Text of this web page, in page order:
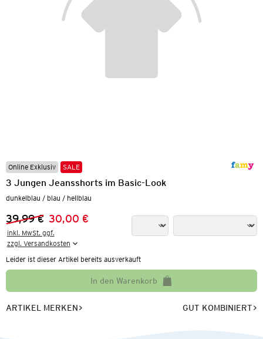
Online Exklusiv SALE
3 Jungen Jeansshorts im Basic-Look
dunkelblau / blau / hellblau
Vorheriger Preis:
39,99 €
Neuer Preis:30,00 €
inkl. MwSt. ggf.
zzgl. Versandkosten
Leider ist dieser Artikel bereits ausverkauft
In den Warenkorb
ARTIKEL MERKEN GUT KOMBINIERT